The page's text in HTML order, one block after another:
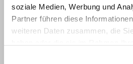
soziale Medien, Werbung und
Partner führen diese
weiteren Daten zusammen, die